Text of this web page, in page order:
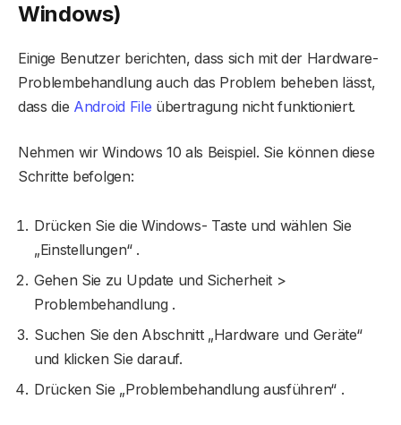
Windows)
Einige Benutzer berichten, dass sich mit der Hardware-
Problembehandlung auch das Problem beheben lässt,
dass die Android File übertragung nicht funktioniert.
Nehmen wir Windows 10 als Beispiel. Sie können diese
Schritte befolgen:
Drücken Sie die Windows- Taste und wählen Sie
„Einstellungen“ .
Gehen Sie zu Update und Sicherheit >
Problembehandlung .
Suchen Sie den Abschnitt „Hardware und Geräte“
und klicken Sie darauf.
Drücken Sie „Problembehandlung ausführen“ .